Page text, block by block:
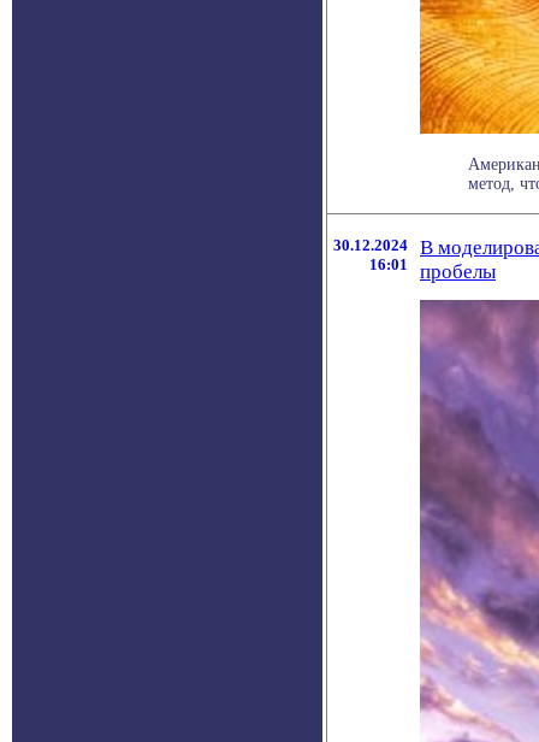
метод,
30.12.2024
16:01
В
пробелы